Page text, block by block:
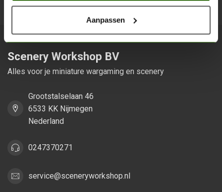
Aanpassen
Scenery Workshop BV
Alles voor je miniature wargaming en scenery
Grootstalselaan 46
6533 KK Nijmegen
Nederland
0247370271
service@sceneryworkshop.nl